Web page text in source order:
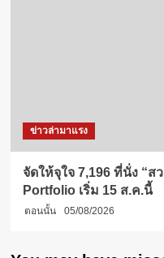
ข่าวล่ามาแรง
จัดให้จุใจ 7,196 ที่นั่ง “ส
Portfolio เริ่ม 15 ส.ค.นี้
ตอนนั้น 05/08/2026